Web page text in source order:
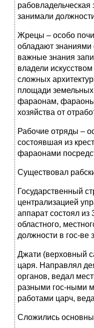
занимали
Жрецы – особо
обладают
важные знания
владели
сложных
площади
фараонам,
хозяйства от
Рабочие отряды –
состоявшая из
фараонами
Существовал
Государственный
централизацией
аппарат состоял из
областного,
должности в гос-ве
Джати (верховный
царя. Направлял
органов, ведал
разными гос-ными
работами царч,
Сложились